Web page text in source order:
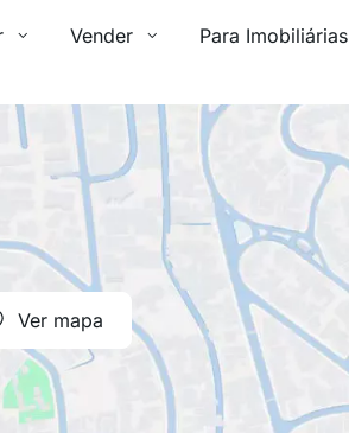
Vender Para Imobiliárias
Ver mapa